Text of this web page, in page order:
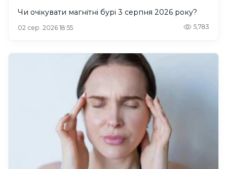
Чи очікувати магнітні бурі 3 серпня 2026 року?
02 сер. 2026 18:55 5,783